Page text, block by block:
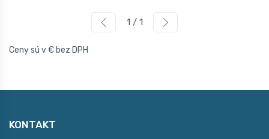
1 / 1
Ceny sú v € bez DPH
KONTAKT